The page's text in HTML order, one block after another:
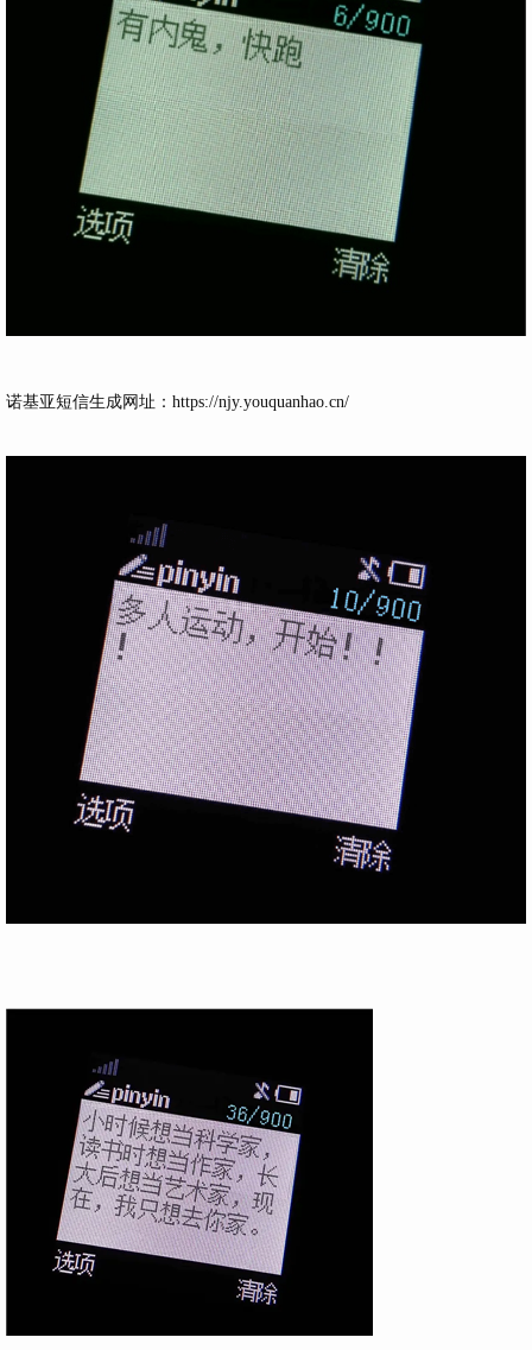
诺基亚短信生成网址： https://njy.youquanhao.cn/